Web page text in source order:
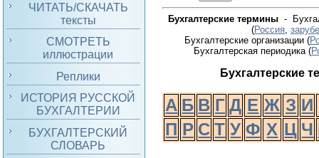
ЧИТАТЬ/СКАЧАТЬ
тексты
СМОТРЕТЬ
иллюстрации
Реплики
ИСТОРИЯ РУССКОЙ
БУХГАЛТЕРИИ
БУХГАЛТЕРСКИЙ
СЛОВАРЬ
Бухгалтерские термины-
(Россия,
Бухгалтерские организации (
Бухгалтерская периодика(
Бухгалтерские
А Б В Г Д Е Ж З И
П Р С Т У Ф Х Ц Ч